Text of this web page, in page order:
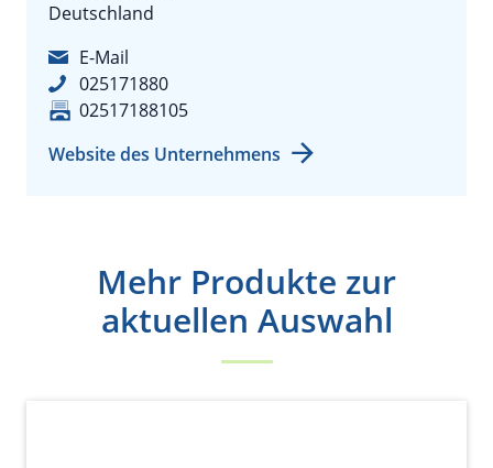
Deutschland
E-Mail
025171880
02517188105
Website des Unternehmens
Mehr Produkte zur
aktuellen Auswahl